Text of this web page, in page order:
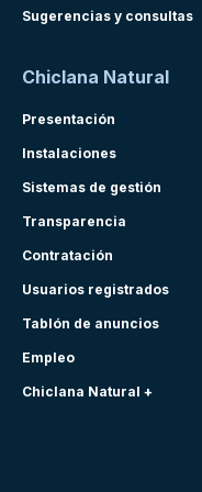
Sugerencias y consultas
Chiclana Natural
Presentación
Instalaciones
Sistemas de gestión
Transparencia
Contratación
Usuarios registrados
Tablón de anuncios
Empleo
Chiclana Natural +